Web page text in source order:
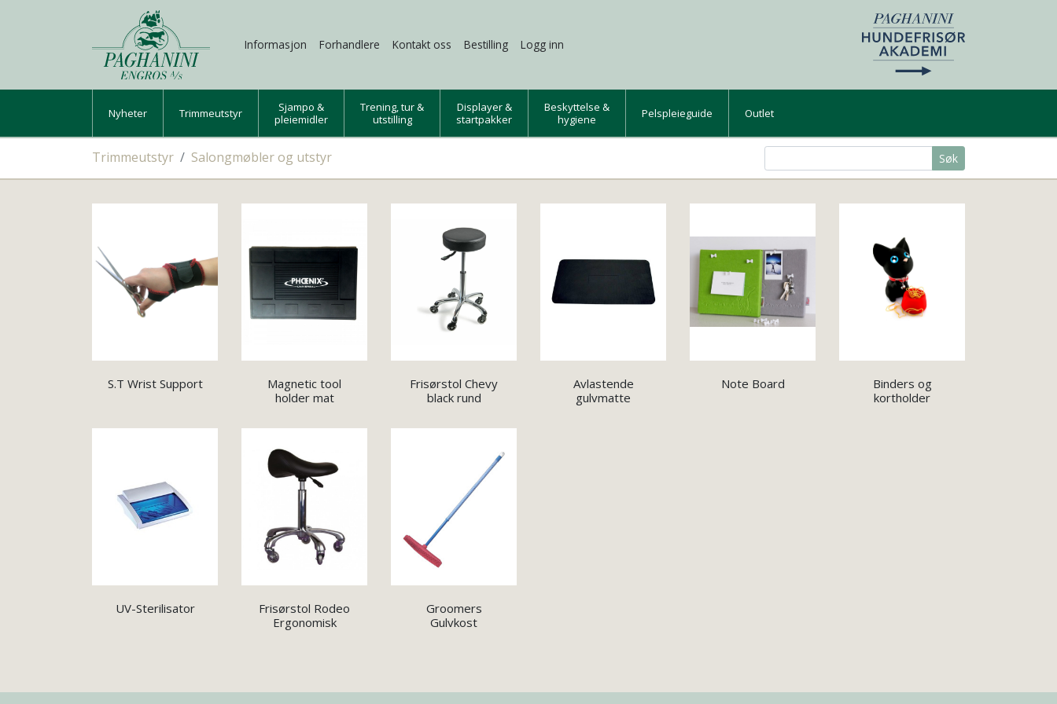
Informasjon Forhandlere Kontakt oss Bestilling Logg inn
Nyheter Trimmeutstyr
Sjampo &
pleiemidler
Trening, tur &
utstilling
Displayer &
startpakker
Beskyttelse &
hygiene
Pelspleieguide Outlet
Trimmeutstyr Salongmøbler og utstyr Søk
S.T Wrist Support
Magnetic tool
holder mat
Frisørstol Chevy
black rund
Avlastende
gulvmatte
Note Board
Binders og
kortholder
UV-Sterilisator
Frisørstol Rodeo
Ergonomisk
Groomers
Gulvkost